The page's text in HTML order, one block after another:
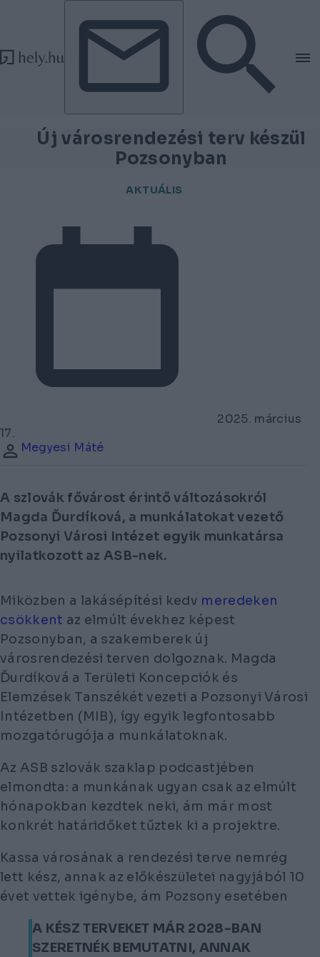
Tovább a tartalomhoz
Tovább a lábléchez
Új városrendezési terv készül
Pozsonyban
AKTUÁLIS
2025. március
17.
Megyesi Máté
A szlovák fővárost érintő változásokról
Magda Ďurdíková, a munkálatokat vezető
Pozsonyi Városi Intézet egyik munkatársa
nyilatkozott az ASB-nek.
Miközben a lakásépítési kedv meredeken
csökkent az elmúlt évekhez képest
Pozsonyban, a szakemberek új
városrendezési terven dolgoznak. Magda
Ďurdíková a Területi Koncepciók és
Elemzések Tanszékét vezeti a Pozsonyi Városi
Intézetben (MIB), így egyik legfontosabb
mozgatórugója a munkálatoknak.
Az ASB szlovák szaklap podcastjében
elmondta: a munkának ugyan csak az elmúlt
hónapokban kezdtek neki, ám már most
konkrét határidőket tűztek ki a projektre.
Kassa városának a rendezési terve nemrég
lett kész, annak az előkészületei nagyjából 10
évet vettek igénybe, ám Pozsony esetében
A KÉSZ TERVEKET MÁR 2028-BAN
SZERETNÉK BEMUTATNI, ANNAK